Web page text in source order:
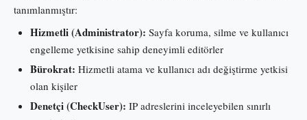
tanımlanmıştır:
Hizmetli (Administrator): Sayfa koruma, silme ve kullanıcı
engelleme yetkisine sahip deneyimli editörler
Bürokrat: Hizmetli atama ve kullanıcı adı değiştirme yetkisi
olan kişiler
Denetçi (CheckUser): IP adreslerini inceleyebilen sınırlı